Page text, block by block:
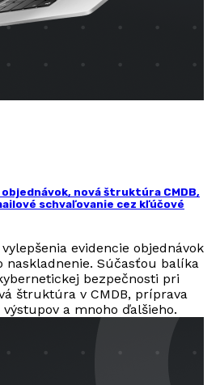
nová štruktúra CMDB,
schvaľovanie cez kľúčové
evidencie objednávok
naskladnenie. Súčasťou balíka
bezpečnosti pri
štruktúra v CMDB, príprava
a mnoho ďalšieho.